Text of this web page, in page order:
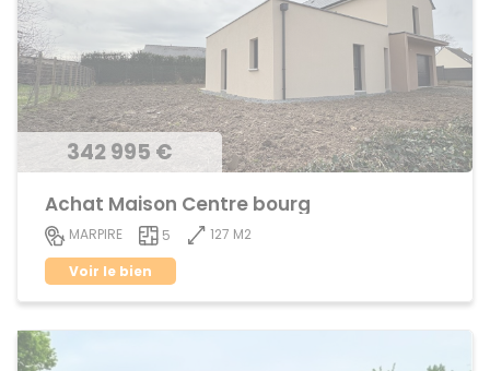
342 995 €
Achat Maison Centre bourg
MARPIRE 5
127 M2
Voir le bien